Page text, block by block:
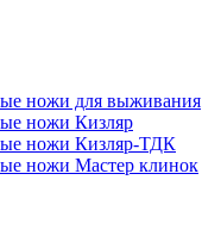
ножи для выживания
ножи Кизляр
ножи Кизляр-ТДК
ножи Мастер клинок